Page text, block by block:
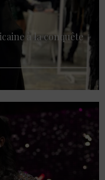
à la conquête